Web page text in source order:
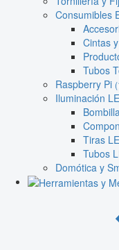
Consumibles
Cintas
Tubos
Raspberry Pi
Iluminación
Tiras
Tubos
Domótica y